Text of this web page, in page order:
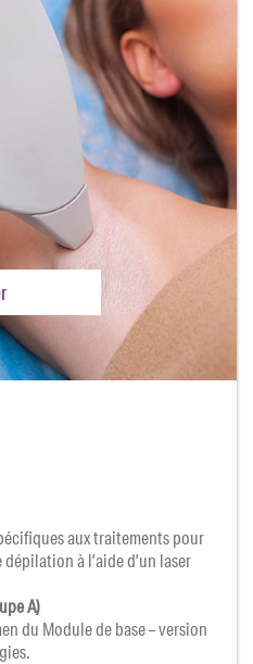
aux traitements pour
à l’aide d’un laser
A)
du Module de base – version